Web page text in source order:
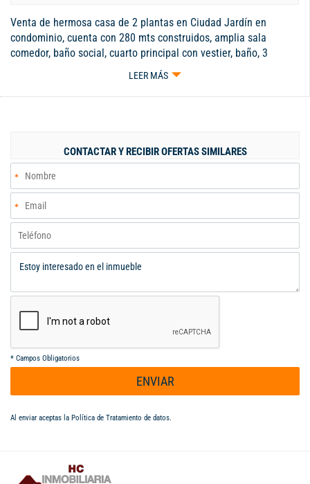
Venta de hermosa casa de 2 plantas en Ciudad Jardín en
condominio, cuenta con 280 mts construidos, amplia sala
comedor, baño social, cuarto principal con vestier, baño, 3
cuartos con closet y 2 baños, cocina integral, zona de oficios,
Parqueadero para 3 carros valor admon $770 mil. La unidad
universidades.
LEER MÁS
CONTACTAR Y RECIBIR OFERTAS SIMILARES
* Campos Obligatorios
ENVIAR
Al enviar aceptas la Política de Tratamiento de datos.